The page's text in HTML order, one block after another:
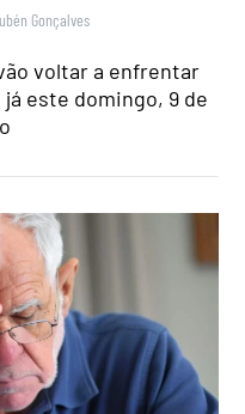
Gonçalves
voltar a enfrentar
este domingo, 9 de